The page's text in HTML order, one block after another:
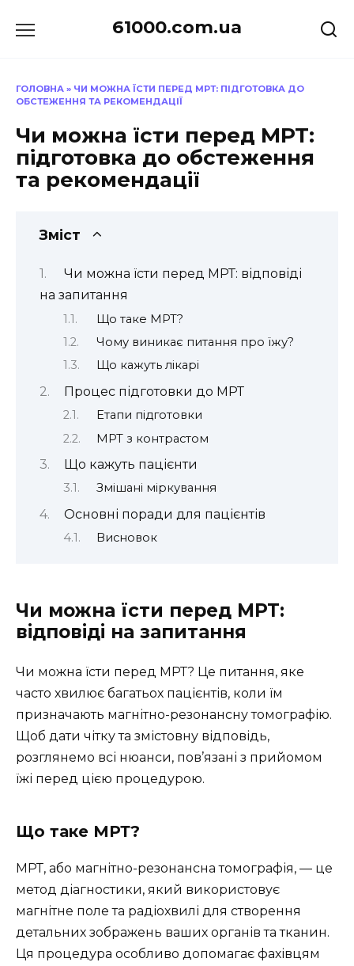
до
61000.com.ua
ГОЛОВНА » ЧИ МОЖНА ЇСТИ ПЕРЕД МРТ: ПІДГОТОВКА ДО
ОБСТЕЖЕННЯ ТА РЕКОМЕНДАЦІЇ
Чи можна їсти перед МРТ:
підготовка до обстеження
та рекомендації
Зміст
Чи можна їсти перед МРТ: відповіді
на запитання
Що таке МРТ?
Чому виникає питання про їжу?
Що кажуть лікарі
Процес підготовки до МРТ
Етапи підготовки
МРТ з контрастом
Що кажуть пацієнти
Змішані міркування
Основні поради для пацієнтів
Висновок
Чи можна їсти перед МРТ:
відповіді на запитання
Чи можна їсти перед МРТ? Це питання, яке
часто хвилює багатьох пацієнтів, коли їм
призначають магнітно-резонансну томографію.
Щоб дати чітку та змістовну відповідь,
розглянемо всі нюанси, пов’язані з прийомом
їжі перед цією процедурою.
Що таке МРТ?
МРТ, або магнітно-резонансна томографія, — це
метод діагностики, який використовує
магнітне поле та радіохвилі для створення
детальних зображень ваших органів та тканин.
Ця процедура особливо допомагає фахівцям